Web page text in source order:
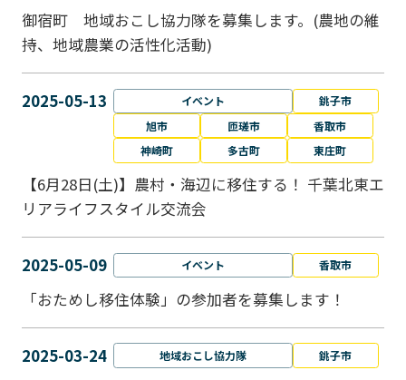
御宿町 地域おこし協力隊を募集します。(農地の維
持、地域農業の活性化活動)
2025-05-13 イベント
銚子市
旭市
匝瑳市
香取市
神崎町
多古町 東庄町
【6月28日(土)】農村・海辺に移住する！ 千葉北東エ
リアライフスタイル交流会
2025-05-09 イベント 香取市
「おためし移住体験」の参加者を募集します！
2025-03-24 地域おこし協力隊 銚子市